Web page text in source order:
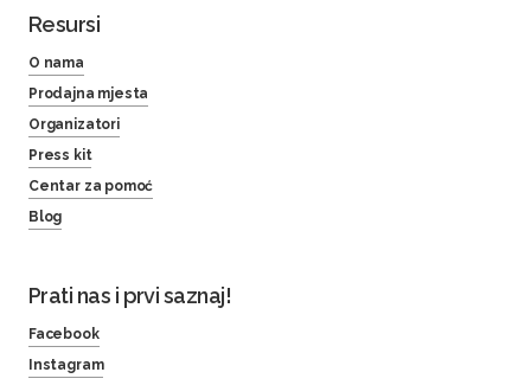
Resursi
O nama
Prodajna mjesta
Organizatori
Press kit
Centar za pomoć
Blog
Prati nas i prvi saznaj!
Facebook
Instagram